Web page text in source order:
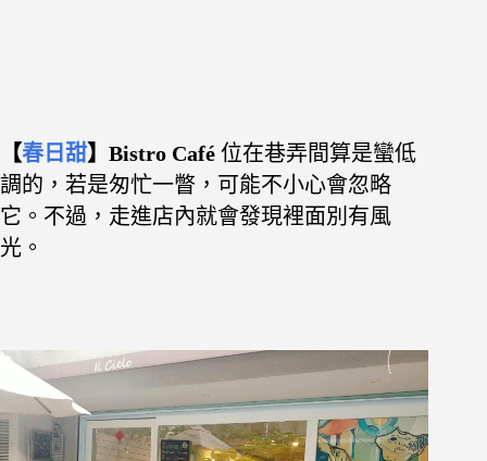
【春日甜】Bistro Café 位在巷弄間算是蠻低
調的，若是匆忙一瞥，可能不小心會忽略
它。不過 ，走進店內就會發現裡面別有風
光。